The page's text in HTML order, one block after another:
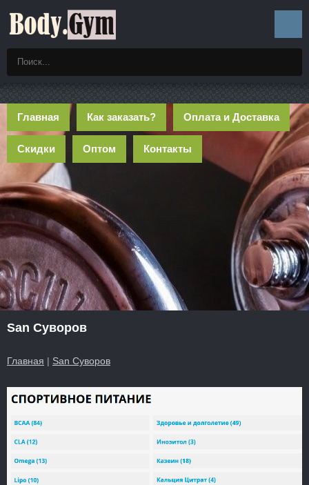
Главная Как заказать? Оплата и Доставка
Скидки Оптом Контакты
San Суворов
Главная | San Суворов